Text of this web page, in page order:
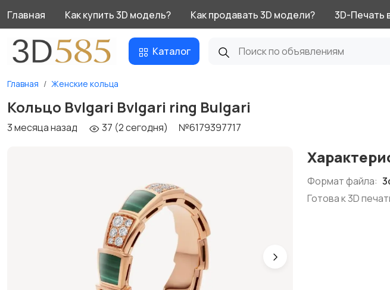
Главная Как купить 3D модель? Как продавать 3D модели? 3D-Печать
Каталог
Главная Женские кольца
Кольцо Bvlgari Bvlgari ring Bulgari
3 месяца назад 37 (2 сегодня) №6179397717
Формат файла:
Готова к 3D